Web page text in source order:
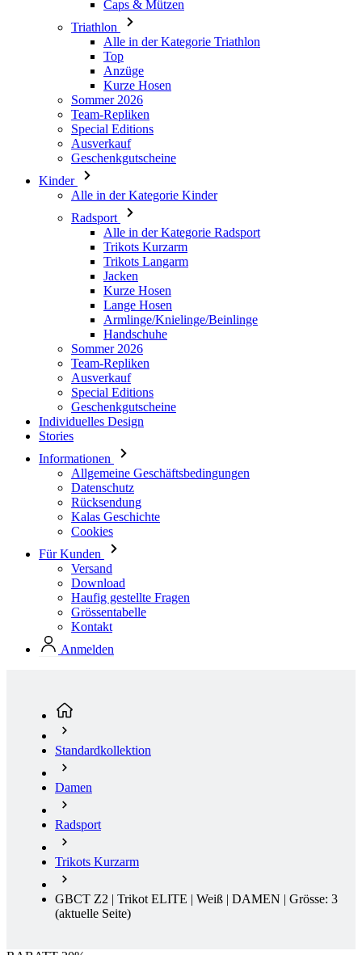
Kurze Hosen
Sommer 2026
Team-Repliken
Special Editions
Ausverkauf
Geschenkgutscheine
Kinder
Alle in der Kategorie Kinder
Radsport
Alle in der Kategorie Radsport
Trikots Langarm
Jacken
Kurze Hosen
Lange Hosen
Armlinge/Knielinge/Beinlinge
Handschuhe
Sommer 2026
Team-Repliken
Ausverkauf
Special Editions
Geschenkgutscheine
Individuelles Design
Stories
Informationen
Allgemeine Geschäftsbedingungen
Datenschutz
Rücksendung
Kalas Geschichte
Cookies
Für Kunden
Versand
Download
Haufig gestellte Fragen
Grössentabelle
Kontakt
Anmelden
Damen
Radsport
Trikots Kurzarm
GBCT Z2 | Trikot ELITE | Weiß | DAMEN | Grösse: 3
(aktuelle Seite)
RABATT 20%
Rabatt RABATT 20%